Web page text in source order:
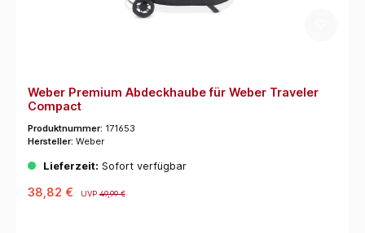
Weber Premium Abdeckhaube für Weber Traveler
Compact
Produktnummer: 171653
Hersteller: Weber
Lieferzeit: Sofort verfügbar
38,82 € UVP49,99 €